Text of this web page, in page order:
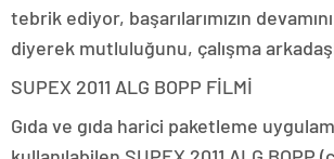
tebrik ediyor, başarılarımızın
diyerek mutluluğunu, çalışma
SUPEX 2011 ALG BOPP FİLMİ
Gıda ve gıda harici paketleme